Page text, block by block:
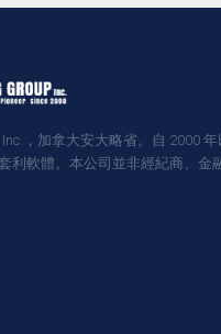
Inc.，加拿大安大略省。自 2000
利軟體。本公司並非經紀商、金